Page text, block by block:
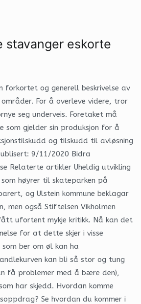
stavanger eskorte
forkortet og generell beskrivelse av
For å overleve videre, tror
seg underveis. Foretaket må
som gjelder sin produksjon for å
og tilskudd til avløsning
9/11/2020 Bidra
Relaterte artikler Uheldig utvikling
høyrer til skateparken på
og Ulstein kommune beklagar
men også Stiftelsen Vikholmen 
ufortent mykje kritikk. Nå kan det
for at dette skjer i visse
som ber om øl kan ha
kan bli så stor og tung
få problemer med å bære den),
har skjedd. Hvordan komme
Se hvordan du kommer i